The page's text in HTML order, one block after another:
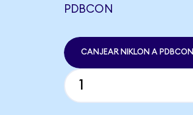
PDBCON
CANJEAR NIKLON A PDBCON